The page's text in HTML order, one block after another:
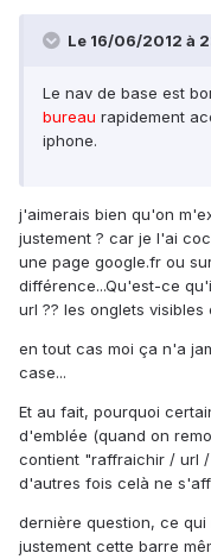
Le 16/06/2012 à
Le nav de base est
bureau rapidement
iphone.
j'aimerais bien qu'on
justement ? car je l'ai
une page google.fr ou
différence...Qu'est-ce
url ?? les onglets visibles
en tout cas moi ça n'a
case...
Et au fait, pourquoi
d'emblée (quand on
contient "raffraichir / url /
d'autres fois celà ne
dernière question, ce
justement cette barre